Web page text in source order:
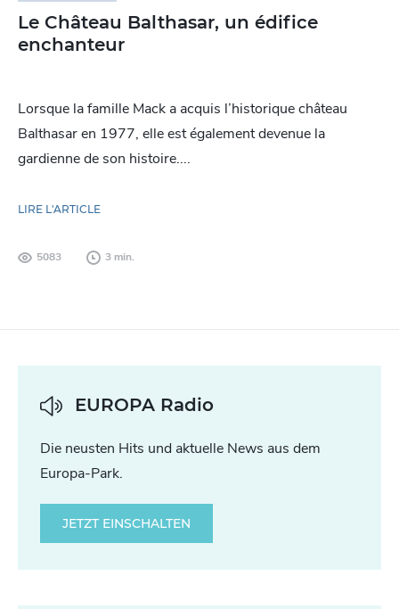
Le Château Balthasar, un édifice
enchanteur
Lorsque la famille Mack a acquis l’historique château
Balthasar en 1977, elle est également devenue la
gardienne de son histoire....
LIRE L'ARTICLE
5083 3 min.
EUROPA Radio
Die neusten Hits und aktuelle News aus dem
Europa-Park.
JETZT EINSCHALTEN